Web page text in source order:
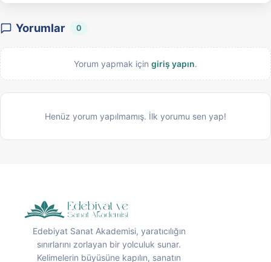
Yorumlar 0
Yorum yapmak için giriş yapın.
Henüz yorum yapılmamış. İlk yorumu sen yap!
Edebiyat Sanat Akademisi, yaratıcılığın
sınırlarını zorlayan bir yolculuk sunar.
Kelimelerin büyüsüne kapılın, sanatın